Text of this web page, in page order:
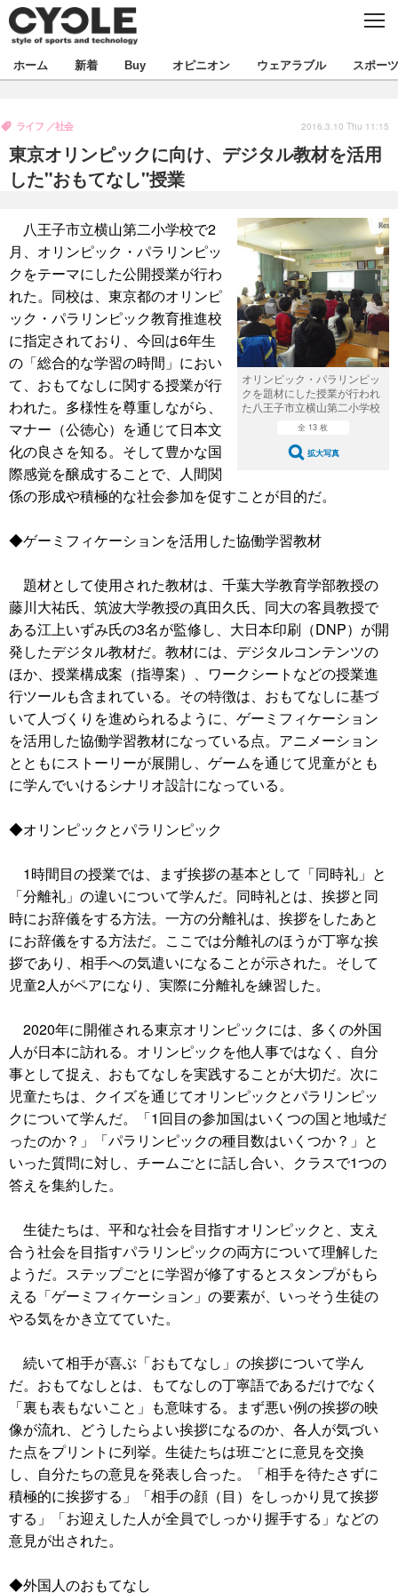
C
S
E
製品/用品
衣類
飲食
バックナンバー
インプレ
ボイス
デバイス
ビジネス
国内
スポーツ
選手
写真
動画
試乗会
スポーツ
ツアー
文化
エンタメ
芸能
出版／映画
話題
ファッション
デザイン
写真
動画
ライフ
社会
政治
ハウツー
ホーム 新着 Buy オピニオン ウェアラブル スポーツ
東京オリンピックに向け、デジタル教材を活用
した"おもてなし"授業
ライフ 社会 2016.3.10 Thu 11:15
オリンピック・パラリンピッ
クを題材にした授業が行われ
た八王子市立横山第二小学校
全 13 枚
拡大写真
八王子市立横山第二小学校で2
月、オリンピック・パラリンピッ
クをテーマにした公開授業が行わ
れた。同校は、東京都のオリンピ
ック・パラリンピック教育推進校
に指定されており、今回は6年生
の「総合的な学習の時間」におい
て、おもてなしに関する授業が行
われた。多様性を尊重しながら、
マナー（公徳心）を通じて日本文
化の良さを知る。そして豊かな国
際感覚を醸成することで、人間関
係の形成や積極的な社会参加を促すことが目的だ。
◆ゲーミフィケーションを活用した協働学習教材
題材として使用された教材は、千葉大学教育学部教授の
藤川大祐氏、筑波大学教授の真田久氏、同大の客員教授で
ある江上いずみ氏の3名が監修し、大日本印刷（DNP）が開
発したデジタル教材だ。教材には、デジタルコンテンツの
ほか、授業構成案（指導案）、ワークシートなどの授業進
行ツールも含まれている。その特徴は、おもてなしに基づ
いて人づくりを進められるように、ゲーミフィケーション
を活用した協働学習教材になっている点。アニメーション
とともにストーリーが展開し、ゲームを通じて児童がとも
に学んでいけるシナリオ設計になっている。
◆オリンピックとパラリンピック
1時間目の授業では、まず挨拶の基本として「同時礼」と
「分離礼」の違いについて学んだ。同時礼とは、挨拶と同
時にお辞儀をする方法。一方の分離礼は、挨拶をしたあと
にお辞儀をする方法だ。ここでは分離礼のほうが丁寧な挨
拶であり、相手への気遣いになることが示された。そして
児童2人がペアになり、実際に分離礼を練習した。
2020年に開催される東京オリンピックには、多くの外国
人が日本に訪れる。オリンピックを他人事ではなく、自分
事として捉え、おもてなしを実践することが大切だ。次に
児童たちは、クイズを通じてオリンピックとパラリンピッ
クについて学んだ。「1回目の参加国はいくつの国と地域だ
ったのか？」「パラリンピックの種目数はいくつか？」と
いった質問に対し、チームごとに話し合い、クラスで1つの
答えを集約した。
生徒たちは、平和な社会を目指すオリンピックと、支え
合う社会を目指すパラリンピックの両方について理解した
ようだ。ステップごとに学習が修了するとスタンプがもら
える「ゲーミフィケーション」の要素が、いっそう生徒の
やる気をかき立てていた。
続いて相手が喜ぶ「おもてなし」の挨拶について学ん
だ。おもてなしとは、もてなしの丁寧語であるだけでなく
「裏も表もないこと」も意味する。まず悪い例の挨拶の映
像が流れ、どうしたらよい挨拶になるのか、各人が気づい
た点をプリントに列挙。生徒たちは班ごとに意見を交換
し、自分たちの意見を発表し合った。「相手を待たさずに
積極的に挨拶する」「相手の顔（目）をしっかり見て挨拶
する」「お迎えした人が全員でしっかり握手する」などの
意見が出された。
◆外国人のおもてなし